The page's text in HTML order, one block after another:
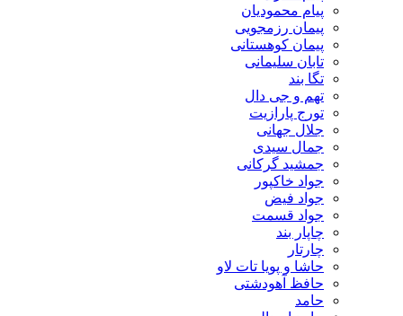
پیام محمودیان
پیمان رزمجویی
پیمان کوهستانی
تابان سلیمانی
تگا بند
تهم و جی دال
تورج پارازیت
جلال جهانی
جمال سیدی
جمشید گرکانی
جواد خاکپور
جواد فیض
جواد قسمت
چاپار بند
چارتار
حاشا و پویا تات لاو
حافظ آهودشتی
حامد